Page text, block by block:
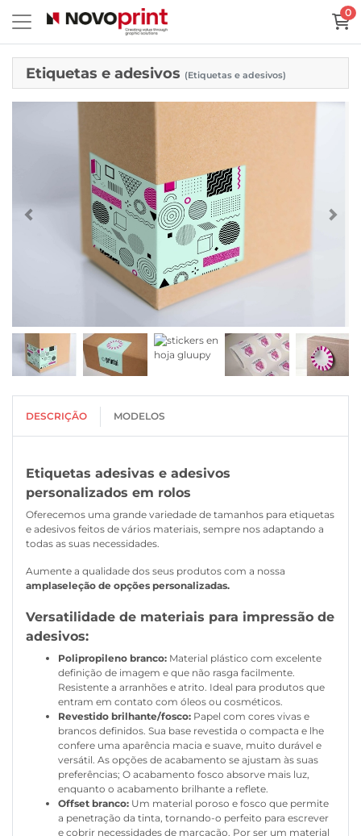
0
Etiquetas e adesivos (Etiquetas e adesivos)
DESCRIÇÃO MODELOS
Etiquetas adesivas e adesivos
personalizados em rolos
Oferecemos uma grande variedade de tamanhos para etiquetas
e adesivos feitos de vários materiais, sempre nos adaptando a
todas as suas necessidades.
Aumente a qualidade dos seus produtos com a nossa
amplaseleção de opções personalizadas.
Versatilidade de materiais para impressão de
adesivos:
Polipropileno branco: Material plástico com excelente
definição de imagem e que não rasga facilmente.
Resistente a arranhões e atrito. Ideal para produtos que
entram em contato com óleos ou cosméticos.
Revestido brilhante/fosco: Papel com cores vivas e
brancos definidos. Sua base revestida o compacta e lhe
confere uma aparência macia e suave, muito durável e
versátil. As opções de acabamento se ajustam às suas
preferências; O acabamento fosco absorve mais luz,
enquanto o acabamento brilhante a reflete.
Offset branco: Um material poroso e fosco que permite
a penetração da tinta, tornando-o perfeito para escrever
e cobrir necessidades de marcação. Por ser um material